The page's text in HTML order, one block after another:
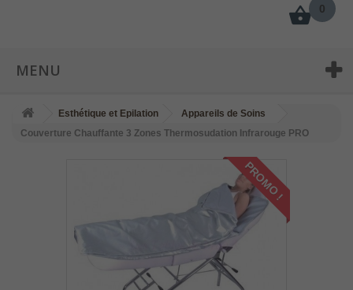
MENU
0
Esthétique et Epilation
Appareils de Soins
Couverture Chauffante 3 Zones Thermosudation Infrarouge PRO
PROMO !